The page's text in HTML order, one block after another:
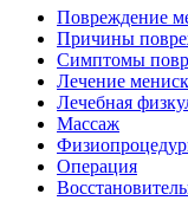
Повреждение
Причины
Симптомы
Лечение
Лечебная
Массаж
Операция